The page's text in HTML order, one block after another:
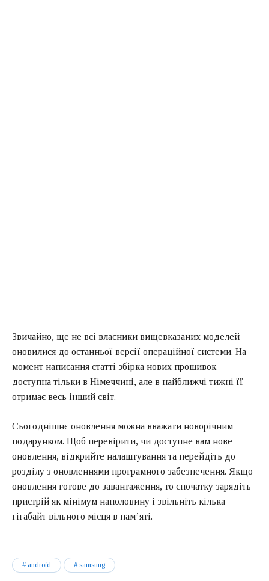
Звичайно, ще не всі власники вищевказаних моделей
оновилися до останньої версії операційної системи. На
момент написання статті збірка нових прошивок
доступна тільки в Німеччині, але в найближчі тижні її
отримає весь інший світ.
Сьогоднішнє оновлення можна вважати новорічним
подарунком. Щоб перевірити, чи доступне вам нове
оновлення, відкрийте налаштування та перейдіть до
розділу з оновленнями програмного забезпечення. Якщо
оновлення готове до завантаження, то спочатку зарядіть
пристрій як мінімум наполовину і звільніть кілька
гігабайт вільного місця в пам’яті.
android samsung